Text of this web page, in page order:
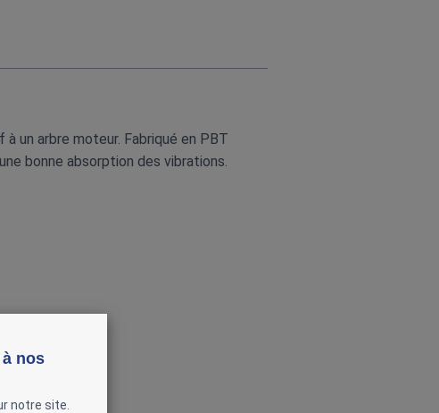
un arbre moteur. Fabriqué en PBT
bonne absorption des vibrations.
nos
notre site.